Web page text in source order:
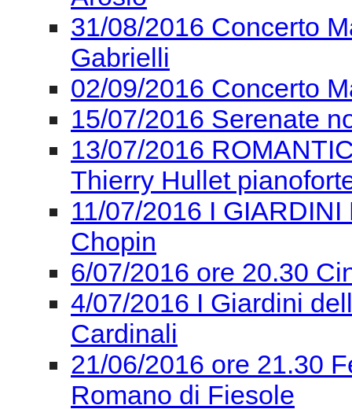
31/08/2016 Concerto
Gabrielli
02/09/2016 Concerto
15/07/2016 Serenate
13/07/2016
Thierry Hullet
11/07/2016 I
Chopin
6/07/2016 ore 20.30
4/07/2016 I Giardini
Cardinali
21/06/2016 ore 21.30
Romano di Fiesole